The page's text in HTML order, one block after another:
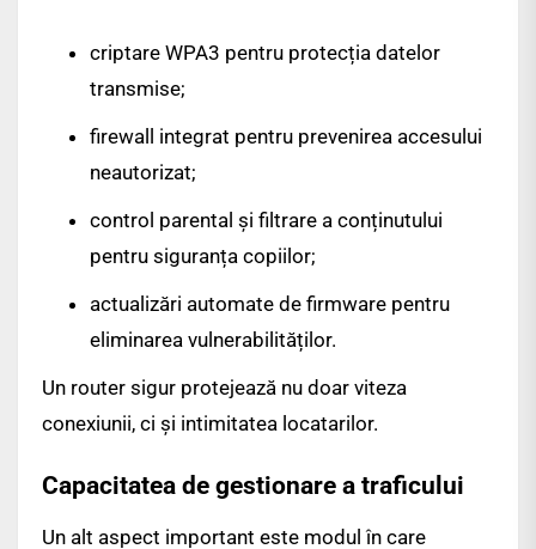
criptare WPA3 pentru protecția datelor
transmise;
firewall integrat pentru prevenirea accesului
neautorizat;
control parental și filtrare a conținutului
pentru siguranța copiilor;
actualizări automate de firmware pentru
eliminarea vulnerabilităților.
Un router sigur protejează nu doar viteza
conexiunii, ci și intimitatea locatarilor.
Capacitatea de gestionare a traficului
Un alt aspect important este modul în care